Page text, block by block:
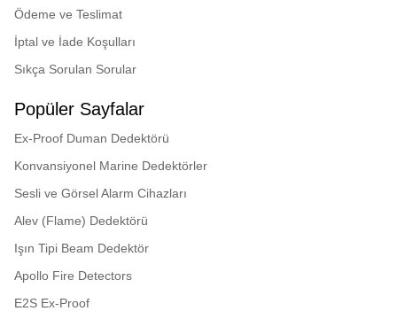
Ödeme ve Teslimat
İptal ve İade Koşulları
Sıkça Sorulan Sorular
Popüler Sayfalar
Ex-Proof Duman Dedektörü
Konvansiyonel Marine Dedektörler
Sesli ve Görsel Alarm Cihazları
Alev (Flame) Dedektörü
Işın Tipi Beam Dedektör
Apollo Fire Detectors
E2S Ex-Proof